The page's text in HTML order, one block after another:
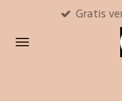
naar
Gratis